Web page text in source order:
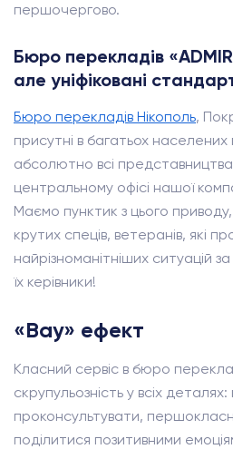
першочергово.
Бюро перекладів
але уніфіковані
Бюро перекладів Нікополь,
присутні в багатьох
абсолютно всі представництва
центральному офісі нашої
Маємо пунктик з цього
крутих спеців, ветеранів, які
найрізноманітніших ситуацій
їх керівники!
«Вау» ефект
Класний сервіс в бюро
скрупульозність у всіх
проконсультувати,
поділитися позитивними